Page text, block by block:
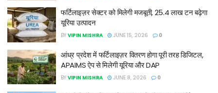
फर्टिलाइज़र सेक्टर को मिलेगी मजबूती, 25.4 लाख टन बढ़ेगा
यूरिया उत्पादन
BY VIPIN MISHRA JUNE 15, 2026 0
आंध्र प्रदेश में फर्टिलाइज़र वितरण होगा पूरी तरह डिजिटल,
APAIMS ऐप से मिलेगी यूरिया और DAP
BY VIPIN MISHRA JUNE 8, 2026 0